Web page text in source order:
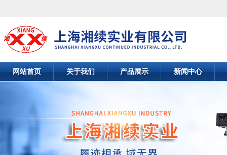
网站首页 关于我们 产品展示 新闻中心